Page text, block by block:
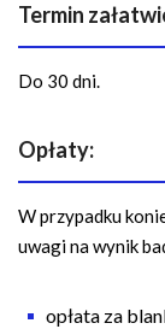
Termin
Do 30 dni.
Opłaty:
W przypadku
uwagi na wynik
opłata za